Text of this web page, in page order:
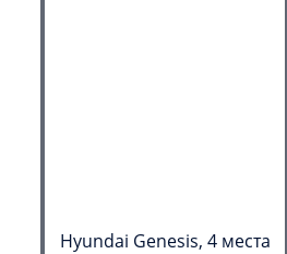
Hyundai Genesis, 4 места